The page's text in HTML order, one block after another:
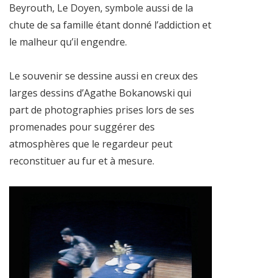
Beyrouth, Le Doyen, symbole aussi de la
chute de sa famille étant donné l’addiction et
le malheur qu’il engendre.
Le souvenir se dessine aussi en creux des
larges dessins d’Agathe Bokanowski qui
part de photographies prises lors de ses
promenades pour suggérer des
atmosphères que le regardeur peut
reconstituer au fur et à mesure.